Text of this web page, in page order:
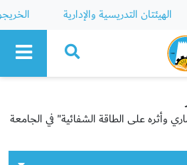
الهيئتان التدريسية والإدارية
وأثره على الطاقة الشفائية" في الجامعة